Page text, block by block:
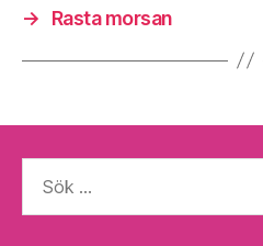
→
Rasta morsan
efter: